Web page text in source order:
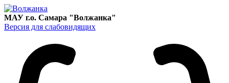
МАУ г.о. Самара "Волжанка"
Версия для слабовидящих